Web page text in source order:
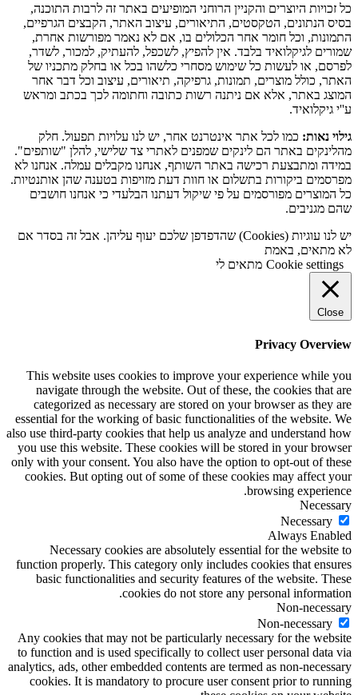
כל זכויות היוצרים והקניין הרוחני המופיעים באתר זה לרבות התוכנה,
בסיס הנתונים, הטקסטים, התיאורים, עיצוב האתר, הקבצים הגרפיים,
התמונות, וכל חומר אחר הכלולים בו, אם לא נאמר מפורשות אחרת,
שמורים לגיקלואיד בלבד. אין להפיץ, לשכפל, להעתיק, למכור, לשדר,
לפרסם, או לעשות כל שימוש מסחרי כלשהו בכל או בחלק מתכניו של
האתר, כולל מוצרים, תמונות, גרפיקה, תיאורים, עיצוב וכל דבר אחר
המוצג באתר, אלא אם ניתנה רשות כתובה וחתומה לכך בכתב ומראש
ע''י גיקלואיד.
גילוי נאות: כמו לכל אתר אינטרנט אחר, יש לנו עלויות תפעול. חלק
מהלינקים באתר הם לינקים שמפנים לאתרי צד שלישי, להלן "שותפים".
במידה ומתבצעת רכישה באתר השותף, אנחנו מקבלים עמלה. אנחנו לא
מפרסמים ביקורות בתשלום או חוות דעת מזויפות בטענה שהן אותנטיות.
כל המוצרים מפורסמים על פי שיקול דעתנו הבלעדי כי אנחנו חושבים
שהם מגניבים.
יש לנו עוגיות (Cookies) שהדפדפן שלכם יעוף עליהן. אבל זה בסדר אם
לא מתאים, באמת
Cookie settings מתאים לי
Close
Privacy Overview
This website uses cookies to improve your experience while you
navigate through the website. Out of these, the cookies that are
categorized as necessary are stored on your browser as they are
essential for the working of basic functionalities of the website. We
also use third-party cookies that help us analyze and understand how
you use this website. These cookies will be stored in your browser
only with your consent. You also have the option to opt-out of these
cookies. But opting out of some of these cookies may affect your
browsing experience.
Necessary
Necessary
Always Enabled
Necessary cookies are absolutely essential for the website to
function properly. This category only includes cookies that ensures
basic functionalities and security features of the website. These
cookies do not store any personal information.
Non-necessary
Non-necessary
Any cookies that may not be particularly necessary for the website
to function and is used specifically to collect user personal data via
analytics, ads, other embedded contents are termed as non-necessary
cookies. It is mandatory to procure user consent prior to running